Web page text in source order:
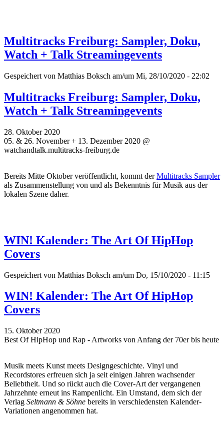
Multitracks Freiburg: Sampler, Doku,
Watch + Talk Streamingevents
Gespeichert von Matthias Boksch am/um Mi, 28/10/2020 - 22:02
Multitracks Freiburg: Sampler, Doku,
Watch + Talk Streamingevents
28. Oktober 2020
05. & 26. November + 13. Dezember 2020 @
watchandtalk.multitracks-freiburg.de
Bereits Mitte Oktober veröffentlicht, kommt derMultitracks Sampler
als Zusammenstellung von und als Bekenntnis für Musik aus der
lokalen Szene daher.
WIN! Kalender: The Art Of HipHop
Covers
Gespeichert von Matthias Boksch am/um Do, 15/10/2020 - 11:15
WIN! Kalender: The Art Of HipHop
Covers
15. Oktober 2020
Best Of HipHop und Rap - Artworks von Anfang der 70er bis heute
Musik meets Kunst meets Designgeschichte. Vinyl und
Recordstores erfreuen sich ja seit einigen Jahren wachsender
Beliebtheit. Und so rückt auch die Cover-Art der vergangenen
Jahrzehnte erneut ins Rampenlicht. Ein Umstand, dem sich der
Verlag Seltmann & Söhne bereits in verschiedensten Kalender-
Variationen angenommen hat.